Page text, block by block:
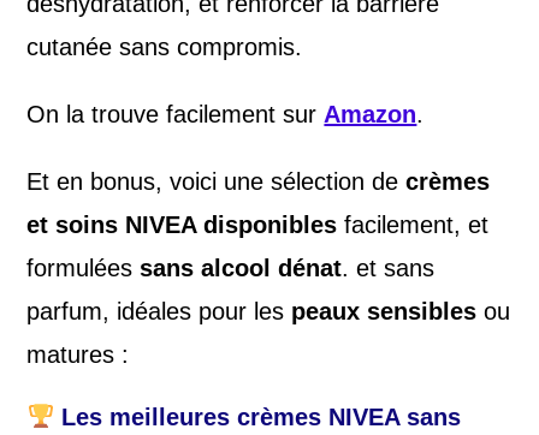
cutanée sans compromis.
On la trouve facilement sur Amazon.
Et en bonus, voici une sélection decrèmes
et soins NIVEA disponiblesfacilement, et
formuléessans alcool dénat. et sans
parfum, idéales pour les peaux sensibles ou
matures :
Les meilleures crèmes NIVEA sans